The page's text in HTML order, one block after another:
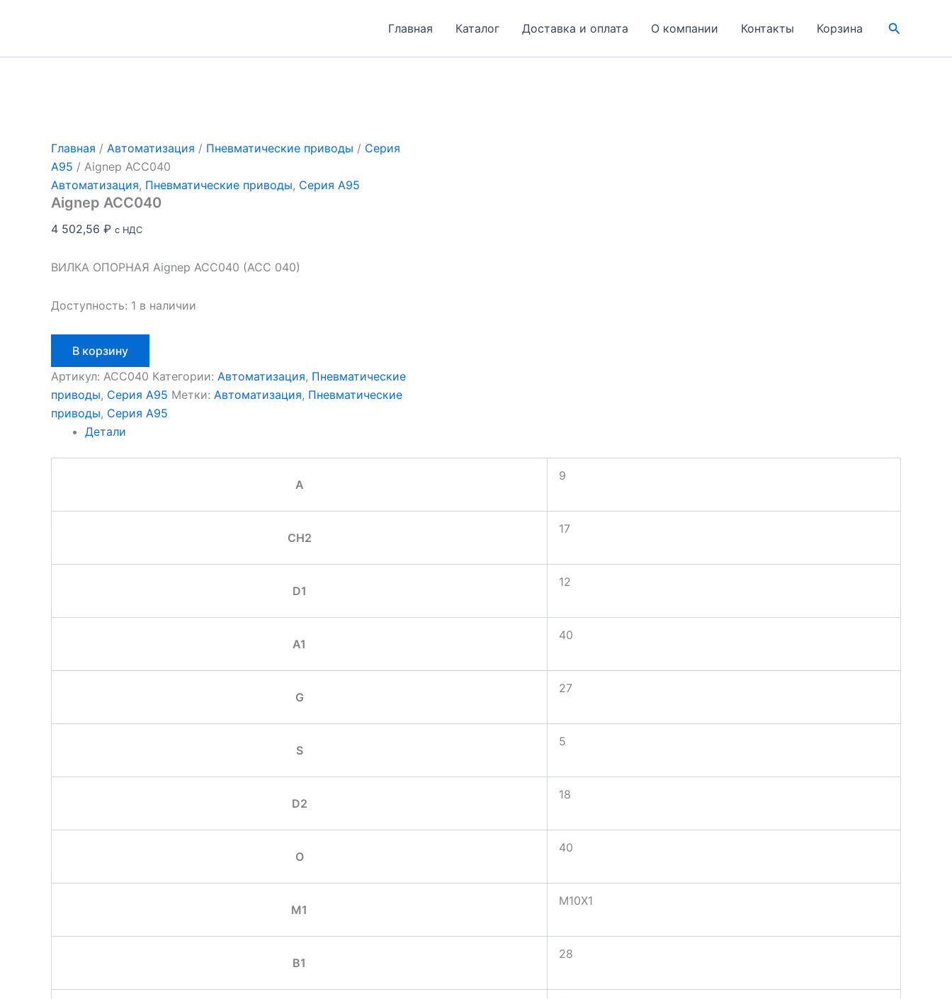
Главная Каталог Доставка и оплата О компании Контакты Корзина Поиск
Главная / Автоматизация / Пневматические приводы / Серия
A95 / Aignep ACC040
Автоматизация, Пневматические приводы, Серия A95
Aignep ACC040
4 502,56 ₽ с НДС
ВИЛКА ОПОРНАЯ Aignep ACC040 (ACC 040)
Доступность: 1 в наличии
товара
Aignep
ACC040
В корзину
Артикул: ACC040 Категории: Автоматизация, Пневматические
приводы, Серия A95 Метки: Автоматизация, Пневматические
приводы, Серия A95
Детали
A
9
CH2
17
D1
12
A1
40
G
27
S
5
D2
18
O
40
M1
M10X1
B1
28